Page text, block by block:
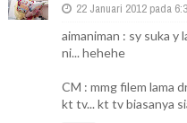
22 Januari 2012 pada
aimaniman : sy suka y
ni... hehehe
CM : mmg filem lama
kt tv... kt tv biasanya